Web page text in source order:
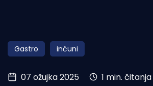
Obala
Otoci
Turizam i nautika
Gastro inćuni
07 ožujka 2025 1 min. čitanja